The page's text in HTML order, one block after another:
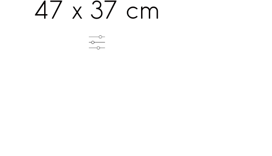
47 x 37 cm